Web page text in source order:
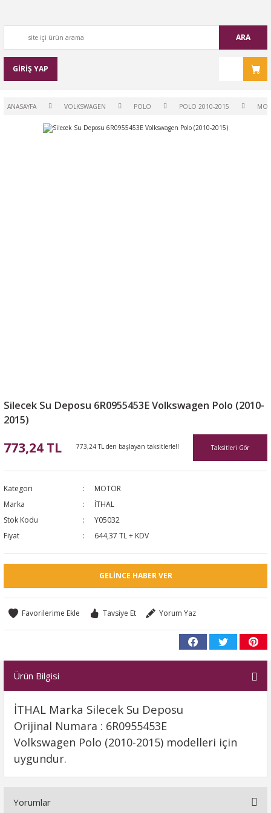
ARA
GİRİŞ YAP
ANASAYFA VOLKSWAGEN POLO POLO 2010-2015
Silecek Su Deposu 6R0955453E Volkswagen Polo (2010-
2015)
773,24 TL 773,24 TL den başlayan taksitlerle!! Taksitleri Gör
Kategori
MOTOR
Marka
İTHAL
Stok Kodu
Y05032
Fiyat
644,37 TL + KDV
GELINCE HABER VER
Tavsiye Et Yorum Yaz
Ürün Bilgisi
İTHAL Marka Silecek Su Deposu
Orijinal Numara : 6R0955453E
Volkswagen Polo (2010-2015) modelleri için
uygundur.
Yorumlar